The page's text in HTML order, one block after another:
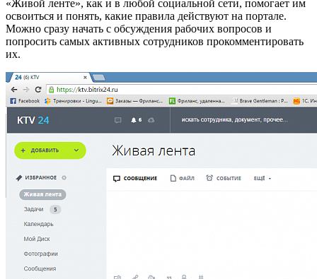
«Живой ленте», как и в любой социальной сети, помогает им
освоиться и понять, какие правила действуют на портале.
Можно сразу начать с обсуждения рабочих вопросов и
попросить самых активных сотрудников прокомментировать
их.